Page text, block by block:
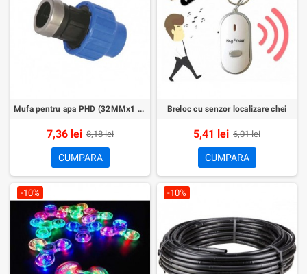
Mufa pentru apa PHD (32MMx1 Piulita+Fi)
7,36 lei 8,18 lei
CUMPARA
Breloc cu senzor localizare chei
5,41 lei 6,01 lei
CUMPARA
-10% -10%